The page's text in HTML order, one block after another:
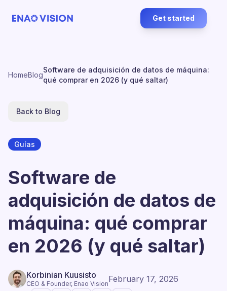
Get started
HomeBlog
Software de adquisición de datos de máquina:
qué comprar en 2026 (y qué saltar)
Back to Blog
Guías
Software de
adquisición de datos de
máquina: qué comprar
en 2026 (y qué saltar)
Korbinian Kuusisto
CEO & Founder, Enao VisionFebruary 17, 2026